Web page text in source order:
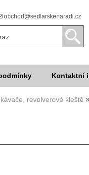
obchod@sedlarskenaradi.cz
Kontaktní
revolverové kleště